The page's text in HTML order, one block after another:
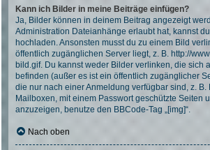
Kann ich Bilder in meine Beiträge einfügen?
Ja, Bilder können in deinem Beitrag angezeigt
Administration Dateianhänge erlaubt hat, kannst
hochladen. Ansonsten musst du zu einem Bild
öffentlich zugänglichen Server liegt, z. B. http://
bild.gif. Du kannst weder Bilder verlinken, die sich
befinden (außer es ist ein öffentlich zugänglicher
die nur nach einer Anmeldung verfügbar sind, z. B.
Mailboxen, mit einem Passwort geschützte Seiten
anzuzeigen, benutze den BBCode-Tag „[img]“.
Nach oben